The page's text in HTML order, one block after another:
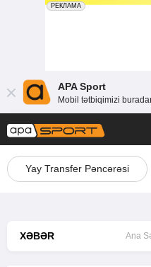
APA Sport
Mobil tətbiqimizi
Yay Transfer Pəncərəsi
XƏBƏR Ana